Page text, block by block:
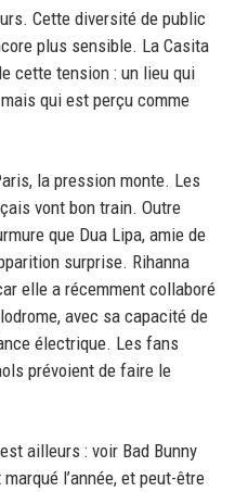
Cette diversité de public
plus sensible. La Casita
cette tension : un lieu qui
qui est perçu comme
la pression monte. Les
vont bon train. Outre
que Dua Lipa, amie de
surprise. Rihanna
elle a récemment collaboré
avec sa capacité de
électrique. Les fans
prévoient de faire le
ailleurs : voir Bad Bunny
l’année, et peut-être